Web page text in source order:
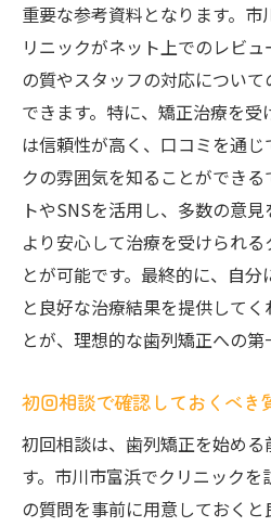
重要な参考資料となります。
リニックがネット上でのレビ
の質やスタッフの対応につい
できます。特に、矯正治療を
は信頼性が高く、口コミを通
クの雰囲気を知ることができ
トやSNSを活用し、多数の意見
より安心して治療を受けられ
とが可能です。最終的に、自
と良好な治療結果を提供して
とが、理想的な歯列矯正への第
初回相談で確認しておくべき
初回相談は、歯列矯正を始め
す。市川市富浜でクリニック
の質問を事前に用意しておく